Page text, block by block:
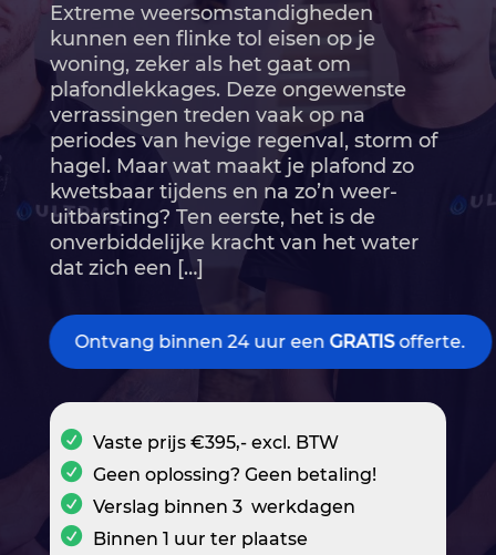
Extreme weersomstandigheden
kunnen een flinke tol eisen op je
woning, zeker als het gaat om
plafondlekkages.​ Deze ongewenste
verrassingen treden vaak op na
periodes van hevige regenval, storm of
hagel.​ Maar wat maakt je plafond zo
kwetsbaar tijdens en na zo’n weer-
uitbarsting? Ten eerste, het is de
onverbiddelijke kracht van het water
dat zich een […]
Ontvang binnen 24 uur eenGRATISofferte.
Vaste prijs €395,- excl. BTW
Geen oplossing? Geen betaling!
Verslag binnen 3 werkdagen
Binnen 1 uur ter plaatse